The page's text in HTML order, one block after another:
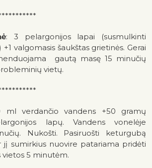
: 3 pelargonijos lapai (susmulkinti
valgomasis šaukštas grietinės. Gerai
gautą masę 15 minučių
vietų.
ml verdančio vandens +50 gramų
lapų. Vandens vonelėje
Nukošti. Pasiruošti keturgubą
jį sumirkius nuovire patariama pridėti
5 minutėm.